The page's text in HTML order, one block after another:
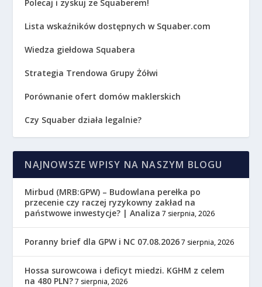
Polecaj i zyskuj ze Squaberem!
Lista wskaźników dostępnych w Squaber.com
Wiedza giełdowa Squabera
Strategia Trendowa Grupy Żółwi
Porównanie ofert domów maklerskich
Czy Squaber działa legalnie?
NAJNOWSZE WPISY NA NASZYM BLOGU
Mirbud (MRB:GPW) – Budowlana perełka po
przecenie czy raczej ryzykowny zakład na
państwowe inwestycje? | Analiza 7 sierpnia, 2026
Poranny brief dla GPW i NC 07.08.2026 7 sierpnia, 2026
Hossa surowcowa i deficyt miedzi. KGHM z celem
na 480 PLN? 7 sierpnia, 2026